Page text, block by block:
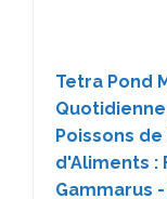
Tetra Pond
Poissons
d'Aliments :
Gammarus